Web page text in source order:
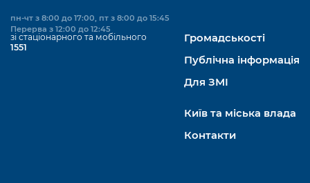
пн-чт з 8:00 до 17:00, пт з 8:00 до 15:45
Перерва з 12:00 до 12:45
зі стаціонарного та мобільного
1551
Громадськості
Публічна інформація
Для ЗМІ
Київ та міська влада
Контакти